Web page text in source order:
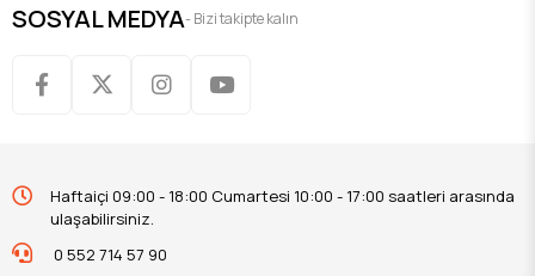
SOSYAL MEDYA- Bizi takipte kalın
Haftaiçi 09:00 - 18:00 Cumartesi 10:00 - 17:00 saatleri arasında
ulaşabilirsiniz.
0 552 714 57 90